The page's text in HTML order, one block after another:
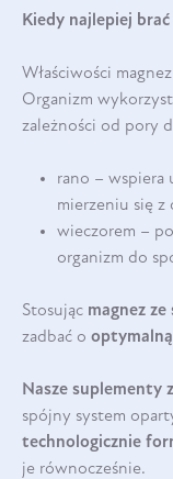
Kiedy najlepiej brać
Właściwości
Organizm
zależności od pory
rano – wspiera
mierzeniu się z
wieczorem –
organizm do
Stosując magnez
zadbać o
Nasze suplementy
spójny system
technologicznie
je równocześnie.